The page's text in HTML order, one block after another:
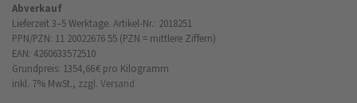
Abverkauf
Lieferzeit 3–5 Werktage. Artikel-Nr.: 2018251
PPN/PZN: 11 20022676 55 (PZN = mittlere Ziffern)
EAN: 4260633572510
Grundpreis: 1354,66 € pro Kilogramm
inkl. 7% MwSt., zzgl. Versand